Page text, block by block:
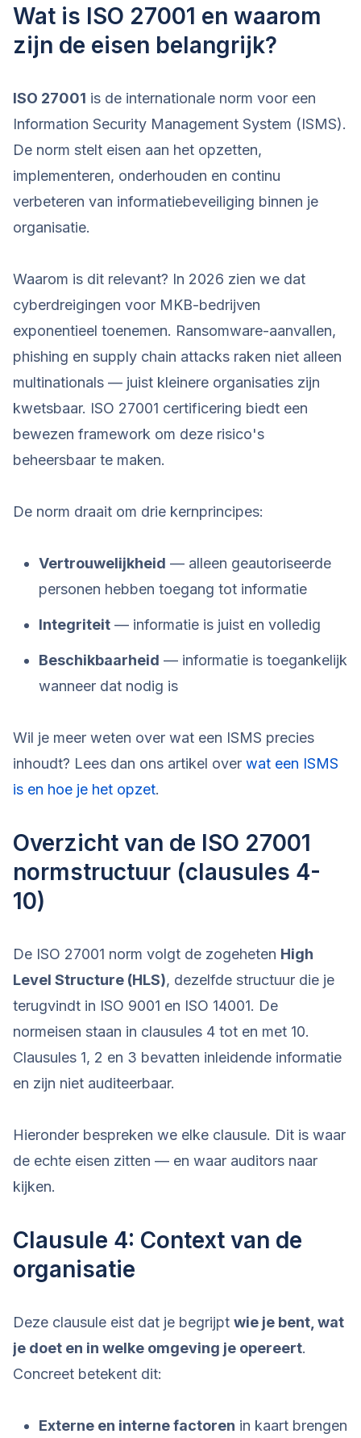
Wat is ISO 27001 en waarom
zijn de eisen belangrijk?
ISO 27001 is de internationale norm voor een
Information Security Management System (ISMS).
De norm stelt eisen aan het opzetten,
implementeren, onderhouden en continu
verbeteren van informatiebeveiliging binnen je
organisatie.
Waarom is dit relevant? In 2026 zien we dat
cyberdreigingen voor MKB-bedrijven
exponentieel toenemen. Ransomware-aanvallen,
phishing en supply chain attacks raken niet alleen
multinationals — juist kleinere organisaties zijn
kwetsbaar. ISO 27001 certificering biedt een
bewezen framework om deze risico's
beheersbaar te maken.
De norm draait om drie kernprincipes:
Vertrouwelijkheid — alleen geautoriseerde
personen hebben toegang tot informatie
Integriteit — informatie is juist en volledig
Beschikbaarheid — informatie is toegankelijk
wanneer dat nodig is
Wil je meer weten over wat een ISMS precies
inhoudt? Lees dan ons artikel over wat een ISMS
is en hoe je het opzet.
Overzicht van de ISO 27001
normstructuur (clausules 4-
10)
De ISO 27001 norm volgt de zogeheten High
Level Structure (HLS), dezelfde structuur die je
terugvindt in ISO 9001 en ISO 14001. De
normeisen staan in clausules 4 tot en met 10.
Clausules 1, 2 en 3 bevatten inleidende informatie
en zijn niet auditeerbaar.
Hieronder bespreken we elke clausule. Dit is waar
de echte eisen zitten — en waar auditors naar
kijken.
Clausule 4: Context van de
organisatie
Deze clausule eist dat je begrijpt wie je bent, wat
je doet en in welke omgeving je opereert.
Concreet betekent dit:
Externe en interne factoren in kaart brengen